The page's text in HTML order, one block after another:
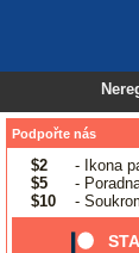
Podpořte nás
$2
- Ikona
$5
-
$10
-